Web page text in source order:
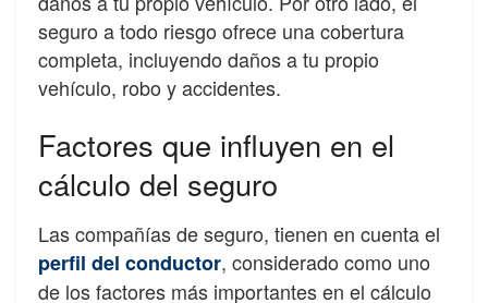
seguro a todo riesgo ofrece una cobertura
completa, incluyendo daños a tu propio
vehículo, robo y accidentes.
Factores que influyen en el
cálculo del seguro
Las compañías de seguro, tienen en cuenta el
perfil del conductor, considerado como uno
de los factores más importantes en el cálculo